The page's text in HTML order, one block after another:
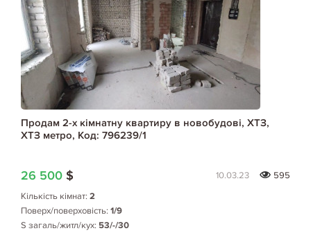
Продам 2-х кімнатну квартиру в новобудові, ХТЗ,
ХТЗ метро, Код: 796239/1
26 500 $ 10.03.23
595
Кількість кімнат: 2
Поверх/поверховість: 1/9
S загаль/житл/кух: 53/-/30